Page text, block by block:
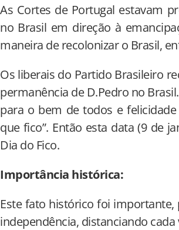
As Cortes de Portugal estavam
no Brasil em direção à
maneira de recolonizar o Brasil,
Os liberais do Partido Brasileiro
permanência de D.Pedro no
para o bem de todos e
que fico”. Então esta data (9 de
Dia do Fico.
Importância histórica:
Este fato histórico foi
independência, distanciando